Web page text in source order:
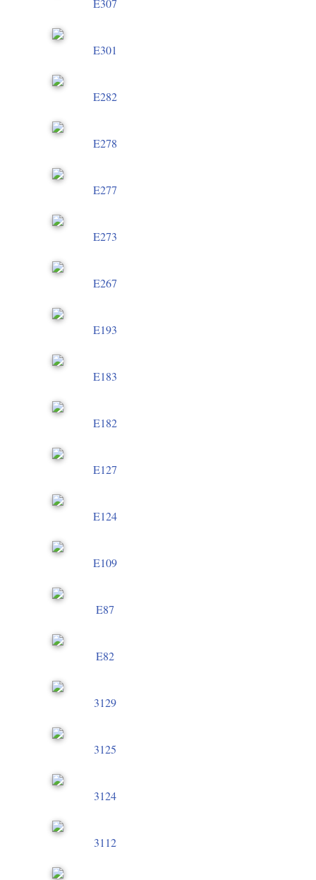
E307
E301
E282
E278
E277
E273
E267
E193
E183
E182
E127
E124
E109
E87
E82
3129
3125
3124
3112